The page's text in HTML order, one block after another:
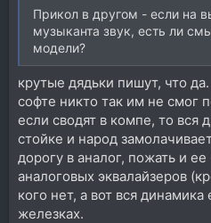
сейчас идет ии хайп. и все
кодить плюгины, но хайп
это так же как с ютюбом.
домохозяйки стали
этом зарабатывают
Прикол в другом - если на
музыканта звук, есть ли
модели?
крутые дядьки пишут, что
софте никто так им не смог
если сводят в компе, то вся
стойке и народ
дорогу в аналог, пожать и ее
аналоговых эквалайзеров
кого нет, а вот вся
железках.